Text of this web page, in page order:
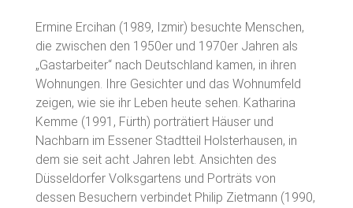
Ermine Ercihan (1989, Izmir) besuchte Menschen,
die zwischen den 1950er und 1970er Jahren als
„Gastarbeiter“ nach Deutschland kamen, in ihren
Wohnungen. Ihre Gesichter und das Wohnumfeld
zeigen, wie sie ihr Leben heute sehen. Katharina
Kemme (1991, Fürth) porträtiert Häuser und
Nachbarn im Essener Stadtteil Holsterhausen, in
dem sie seit acht Jahren lebt. Ansichten des
Düsseldorfer Volksgartens und Porträts von
dessen Besuchern verbindet Philip Zietmann (1990,